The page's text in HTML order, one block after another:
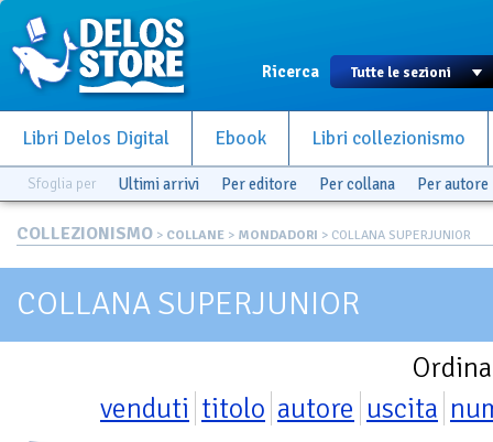
Ricerca
Libri Delos Digital Ebook Libri collezionismo
Sfoglia per Ultimi arrivi Per editore Per collana Per autore
COLLEZIONISMO > COLLANE > MONDADORI > COLLANA SUPERJUNIOR
COLLANA SUPERJUNIOR
venduti titolo autore uscita